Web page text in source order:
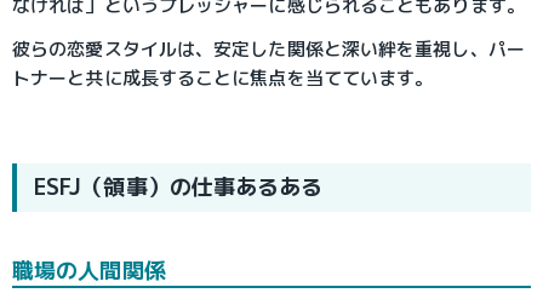
彼らの恋愛スタイルは、安定した関係と深い絆を重視し、パー
トナーと共に成長することに焦点を当てています。
ESFJ（領事）の仕事あるある
職場の人間関係